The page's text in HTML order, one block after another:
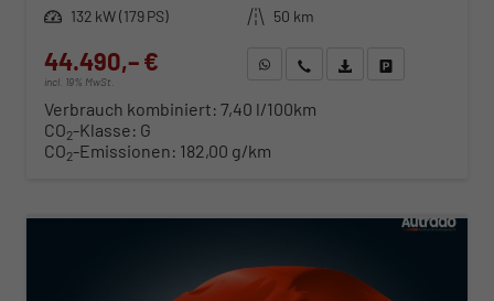
Leistung 132 kW (179 PS) Kilometerstand 50 km
44.490,– €
incl. 19% MwSt.
WhatsApp anfragen
Wir rufen Sie anFahrzeugexposé (PDF)
Verbrauch kombiniert: 7,40 l/100km
CO2-Klasse: G
CO2-Emissionen: 182,00 g/km